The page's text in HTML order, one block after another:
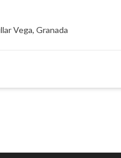
Vega, Granada